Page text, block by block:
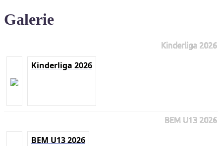
Galerie
Kinderliga 2026
Kinderliga 2026
BEM U13 2026
BEM U13 2026